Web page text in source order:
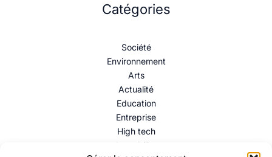
Catégories
Société
Environnement
Arts
Actualité
Education
Entreprise
High tech
Immobilier